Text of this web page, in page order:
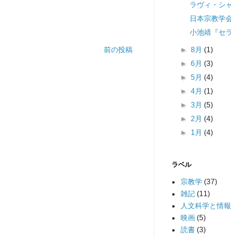
前の投稿
ラヴィ・シ
日本宗教学
小池靖『セ
►8月(1)
►6月(3)
►5月(4)
►4月(1)
►3月(5)
►2月(4)
► 1月(4)
ラベル
宗教学 (37)
雑記 (11)
人文科学と情報
映画 (5)
読書 (3)